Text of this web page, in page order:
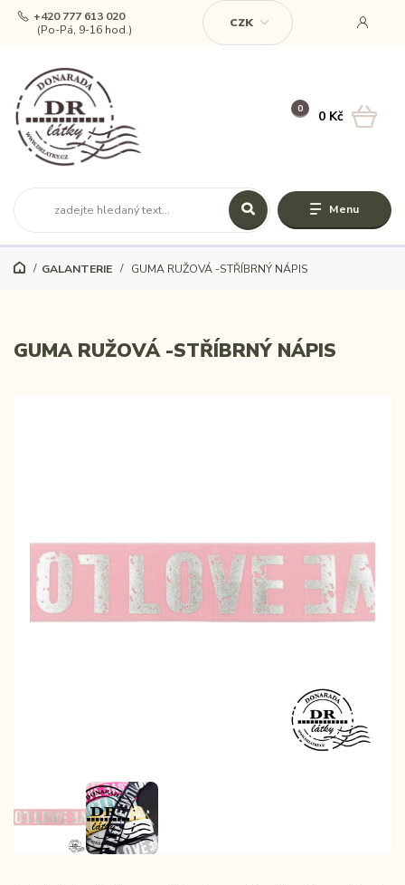
Menu
CZK
+420 777 613 020
(Po-Pá, 9-16 hod.)
0 0 Kč
GALANTERIE GUMA RUŽOVÁ -STŘÍBRNÝ NÁPIS
GUMA RUŽOVÁ -STŘÍBRNÝ NÁPIS